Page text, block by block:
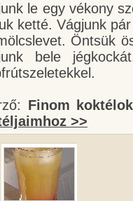
le egy vékony
ketté. Vágjunk
Öntsük
bele
Finom koktélok
>>